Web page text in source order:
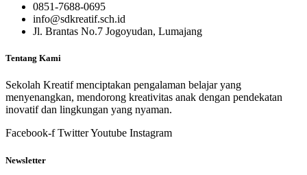
0851-7688-0695
info@sdkreatif.sch.id
Jl. Brantas No.7 Jogoyudan, Lumajang
Tentang Kami
Sekolah Kreatif menciptakan pengalaman belajar yang
menyenangkan, mendorong kreativitas anak dengan pendekatan
inovatif dan lingkungan yang nyaman.
Facebook-f TwitterYoutube Instagram
Newsletter